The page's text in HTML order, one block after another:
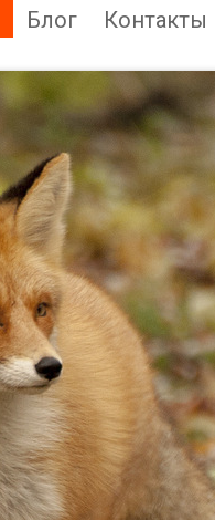
Блог Контакты